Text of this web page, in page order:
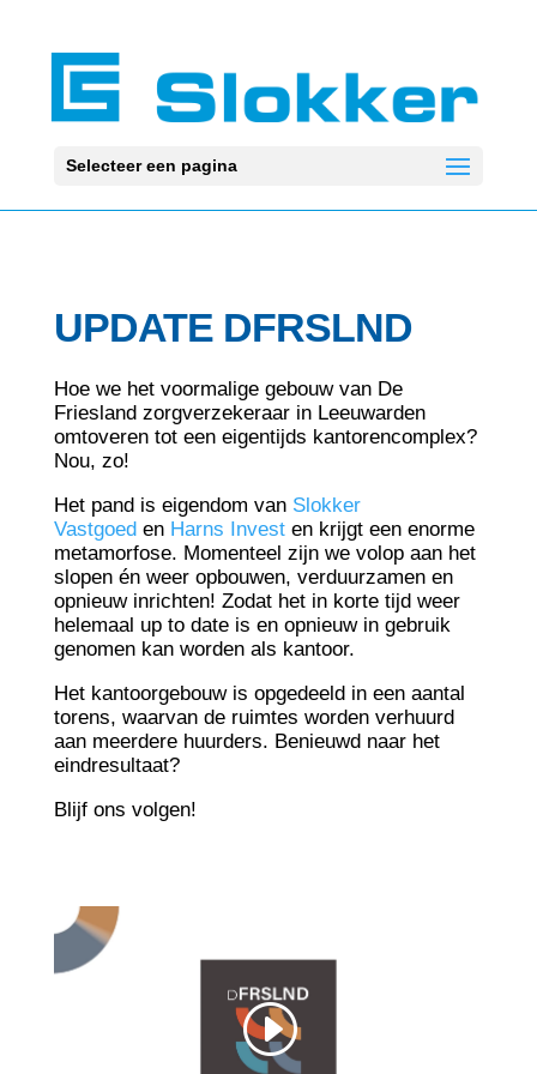
Selecteer een pagina
UPDATE DFRSLND
Hoe we het voormalige gebouw van De
Friesland zorgverzekeraar in Leeuwarden
omtoveren tot een eigentijds kantorencomplex?
Nou, zo!
Het pand is eigendom van Slokker
Vastgoeden Harns Invest en krijgt een enorme
metamorfose. Momenteel zijn we volop aan het
slopen én weer opbouwen, verduurzamen en
opnieuw inrichten! Zodat het in korte tijd weer
helemaal up to date is en opnieuw in gebruik
genomen kan worden als kantoor.
Het kantoorgebouw is opgedeeld in een aantal
torens, waarvan de ruimtes worden verhuurd
aan meerdere huurders. Benieuwd naar het
eindresultaat?
Blijf ons volgen!